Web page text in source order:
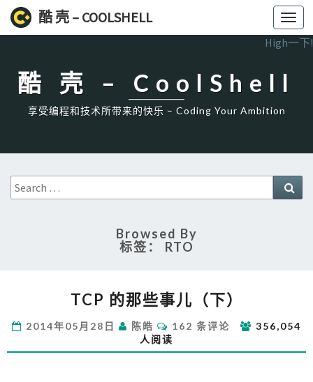
酷 壳 – COOLSHELL
High一下!
酷 壳 – CoolShell
享受编程和技术所带来的快乐 – Coding Your Ambition
Search
for:
Browsed By
标签： RTO
的
些
事
TCP 的那些事儿（下）
2014年05月28日 陈皓
评
论
162 条评论
356,054
人阅读